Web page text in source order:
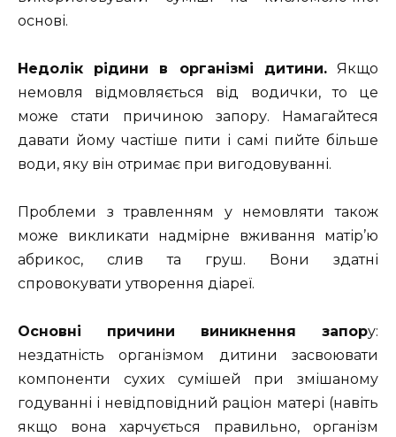
основі.
Недолік рідини в організмі дитини.Якщо
немовля відмовляється від водички, то це
може стати причиною запору. Намагайтеся
давати йому частіше пити і самі пийте більше
води, яку він отримає при вигодовуванні.
Проблеми з травленням у немовляти також
може викликати надмірне вживання матір’ю
абрикос, слив та груш. Вони здатні
спровокувати утворення діареї.
Основні причини виникнення запору:
нездатність організмом дитини засвоювати
компоненти сухих сумішей при змішаному
годуванні і невідповідний раціон матері (навіть
якщо вона харчується правильно, організм